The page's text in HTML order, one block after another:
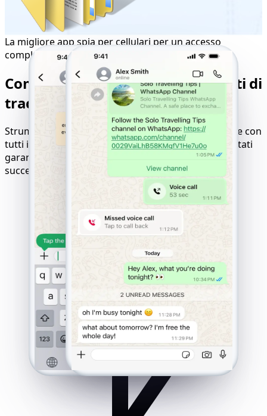
La migliore app spia per cellulari per un accesso
completo
Compatibilità perfetta per risultati di
tracciamento ottimali
Strumento online per hackerare siti web compatibile con
tutti i dispositivi, sistemi operativi e reti mobili. Risultati
garantiti con logica di pagamento solo in caso di
successo.